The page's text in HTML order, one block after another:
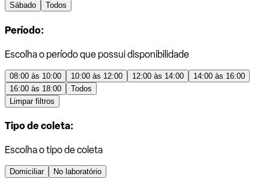
Sábado
Todos
Período:
Escolha o período que possui disponibilidade
08:00 às 10:00 10:00 às 12:00 12:00 às 14:00
14:00 às 16:00
16:00 às 18:00
Todos
Limpar filtros
Tipo de coleta:
Escolha o tipo de coleta
Domiciliar No laboratório